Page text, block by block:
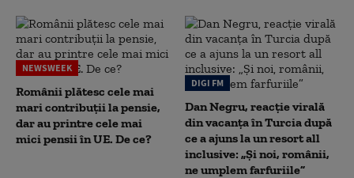
NEWSWEEK
Românii plătesc cele mai
mari contribuții la pensie,
dar au printre cele mai
mici pensii în UE. De ce?
DIGI FM
Dan Negru, reacție virală
din vacanța în Turcia după
ce a ajuns la un resort all
inclusive: „Și noi, românii,
ne umplem farfuriile”